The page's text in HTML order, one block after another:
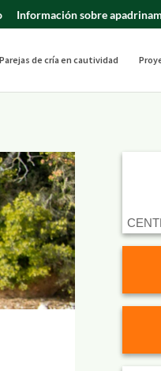
Información sobre
Parejas de cría en cautividad